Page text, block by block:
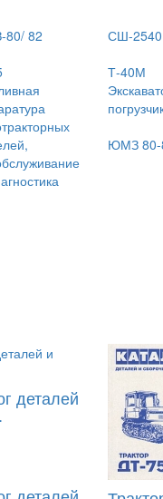
80/ 82 СШ-2540
Т-40М
ЮМЗ 80-
деталей